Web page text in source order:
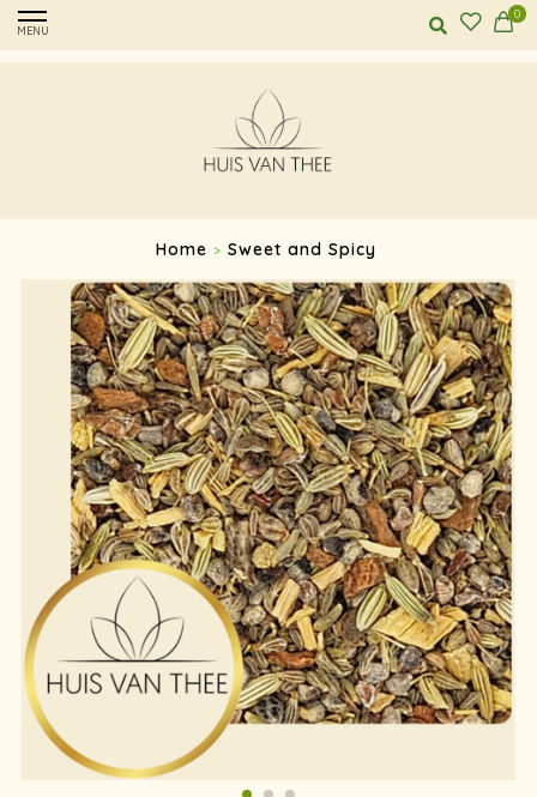
MENU
0
Home > Sweet and Spicy